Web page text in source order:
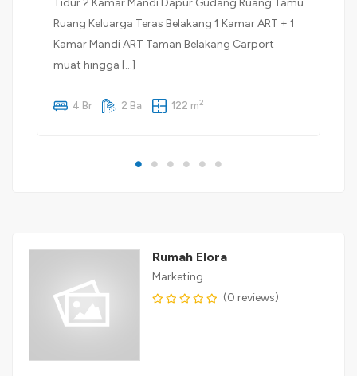
Tidur 2 Kamar Mandi Dapur Gudang Ruang Tamu
Ruang Keluarga Teras Belakang 1 Kamar ART + 1
Kamar Mandi ART Taman Belakang Carport
muat hingga […]
4 Br 2 Ba 122 m2
Rumah Elora
Marketing
(0 reviews)